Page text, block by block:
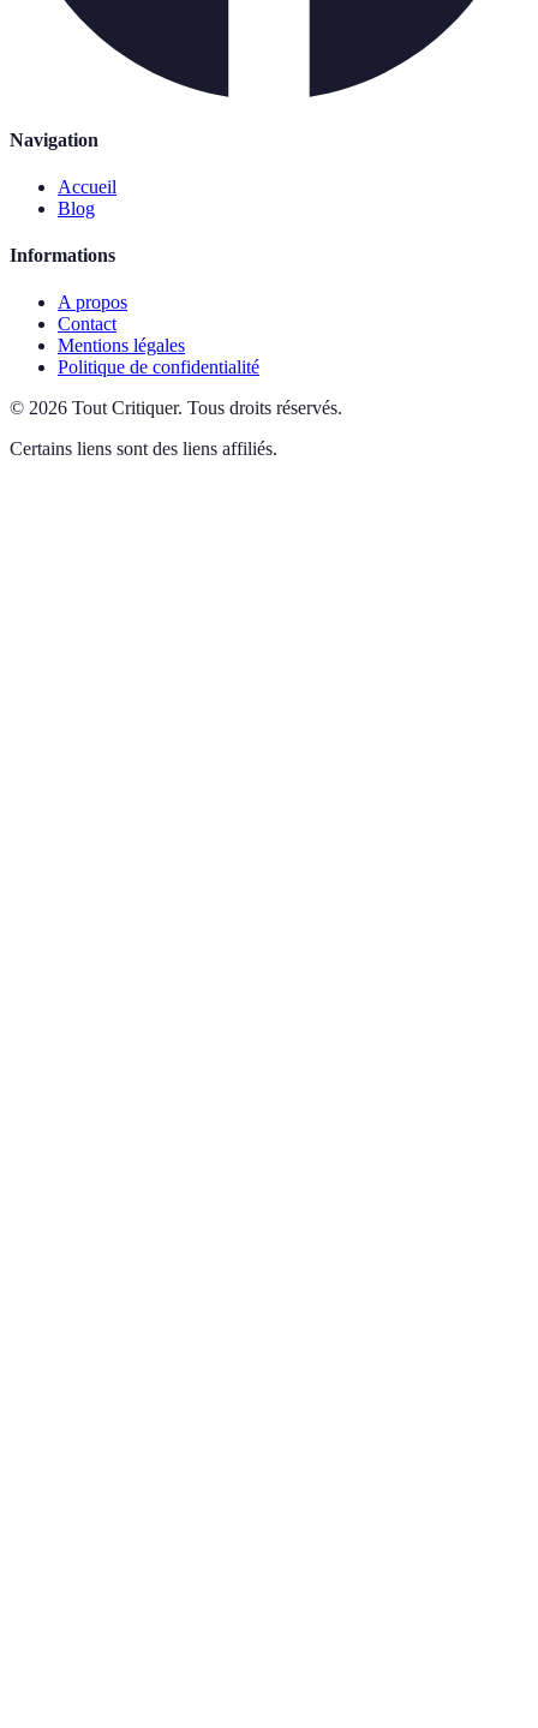
Navigation
Accueil
Blog
Informations
A propos
Contact
Mentions légales
Politique de confidentialité
© 2026 Tout Critiquer. Tous droits réservés.
Certains liens sont des liens affiliés.